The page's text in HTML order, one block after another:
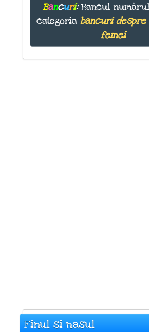
Bancuri:Bancul
categoria bancuri
femei
Finul si nasul